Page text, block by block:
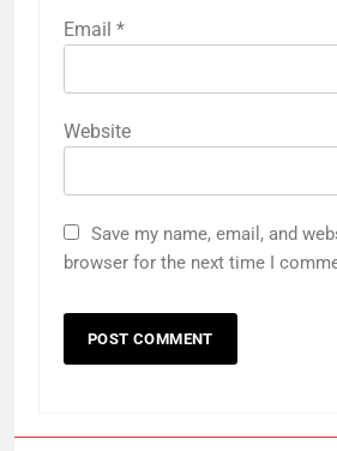
Email *
Website
Save my name, email, and
browser for the next time I